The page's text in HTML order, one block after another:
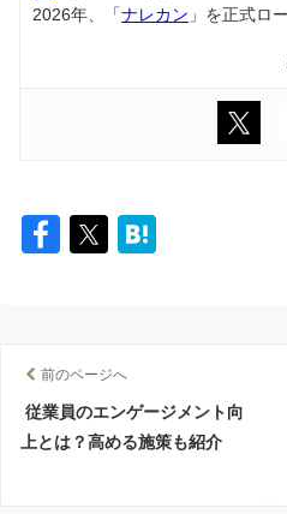
2026年、「ナレカン 」を正式ロ
前のページへ
従業員のエンゲージメント向
上とは？高める施策も紹介